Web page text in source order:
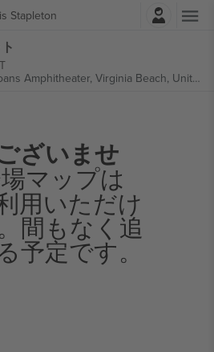
Stapleton
Amphitheater, Virginia Beach, United States
ざいませ
マップは
用いただけ
間もなく追
予定です。